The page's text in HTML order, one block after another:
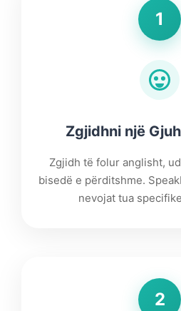
1
Zgjidhni një
Zgjidh të folur anglisht,
bisedë e përditshme.
nevojat tua
2